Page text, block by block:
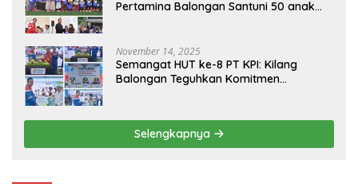
Pertamina Balongan Santuni 50 anak
November 14, 2025
Semangat HUT ke-8 PT KPI: Kilang
Balongan Teguhkan Komitmen
Pendidikan
Selengkapnya